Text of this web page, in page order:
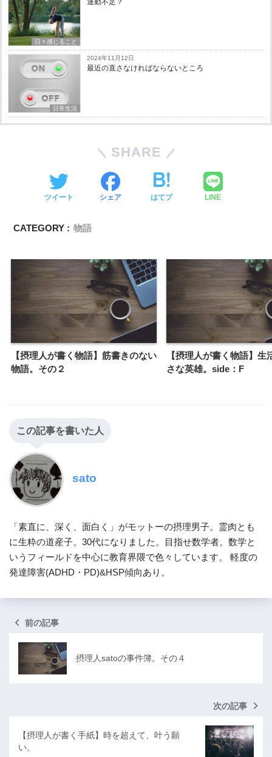
日々感じること
運動不足？
日常生活
2024年11月12日
最近の直さなければならないところ
SHARE
ツイート シェア はてブ LINE
CATEGORY : 物語
【摂理人が書く物語】筋書きのない
物語。その２
【摂理人が書く物語】生
さな英雄。side：F
この記事を書いた人
sato
「素直に、深く、面白く」がモットーの摂理男子。霊肉とも
に生粋の道産子。30代になりました。目指せ数学者。数学と
いうフィールドを中心に教育界隈で色々しています。 軽度の
発達障害(ADHD・PD)&HSP傾向あり。
前の記事
摂理人satoの事件簿。その４
次の記事
【摂理人が書く手紙】時を超えて、叶う願
い。